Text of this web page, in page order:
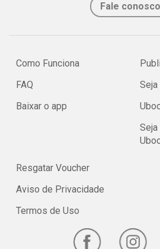
Fale conosco
Como Funciona
FAQ
Baixar o app
Seja
Seja
Resgatar Voucher
Aviso de Privacidade
Termos de Uso